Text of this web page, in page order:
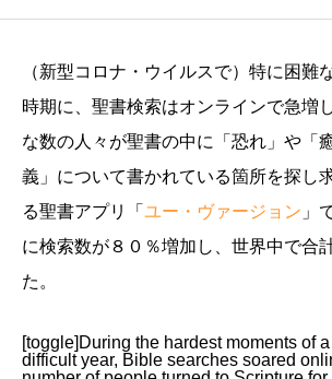
（新型コロナ・ウイルスで）特に困難
時期に、聖書検索はオンラインで急増
な数の人々が聖書の中に「恐れ」や「
義」について書かれている箇所を探し
る聖書アプリ「 ユー・ヴァージョン 」
に検索数が８０％増加し、世界中で合
た。
[toggle]During the hardest moments of
difficult year, Bible searches soared